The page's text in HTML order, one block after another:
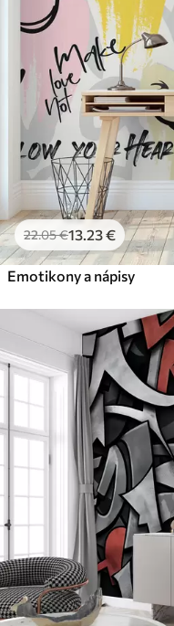
22.05€13.23€
Emotikony a nápisy